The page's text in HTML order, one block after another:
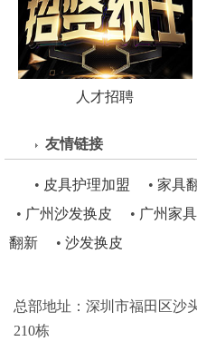
人才招聘
友情链接
• 皮具护理加盟 • 家具
• 广州沙发换皮 • 广州家
翻新• 沙发换皮
总部地址：深圳市福田区沙
210栋